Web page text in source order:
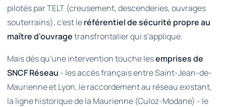
pilotés par TELT (creusement, descenderies, ouvrages
souterrains), c'est leréférentiel de sécurité propre au
maître d'ouvragetransfrontalier qui s'applique.
Mais dès qu'une intervention touche lesemprises de
SNCF Réseau - les accès français entre Saint-Jean-de-
Maurienne et Lyon, le raccordement au réseau existant,
la ligne historique de la Maurienne (Culoz-Modane) - le